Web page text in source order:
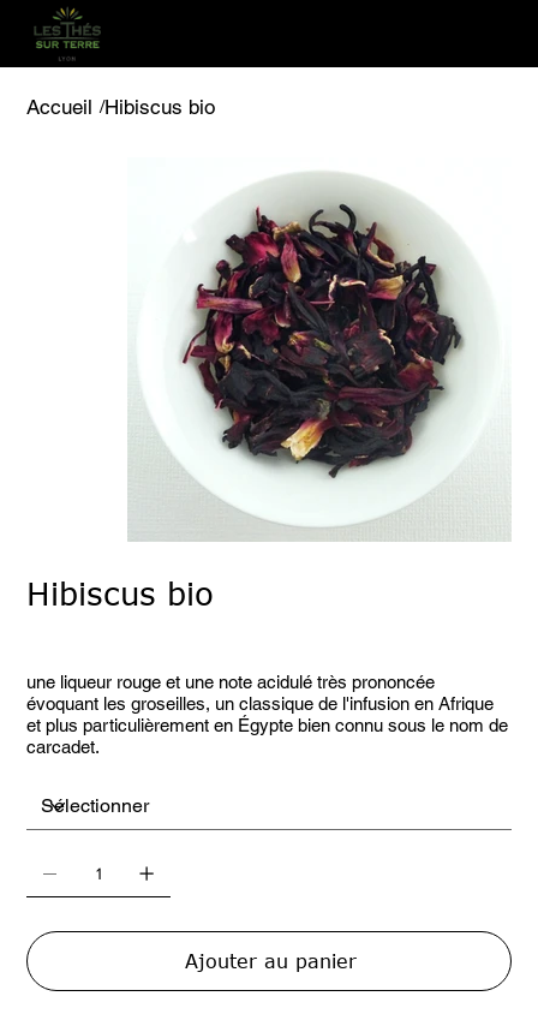
Accueil /Hibiscus bio
Hibiscus bio
une liqueur rouge et une note acidulé très prononcée
évoquant les groseilles, un classique de l'infusion en Afrique
et plus particulièrement en Égypte bien connu sous le nom de
carcadet.
Ajouter au panier